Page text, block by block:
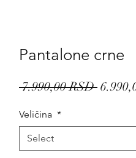
Pantalone crne
7.990,00 RSD
Veličina *
Select